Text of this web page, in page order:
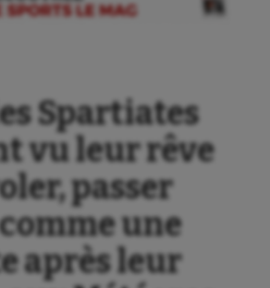
Spartiates
vu leur rêve
passer
une
après leur